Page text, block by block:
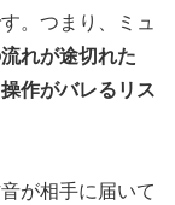
。つまり、ミュ
れが途切れた
作がバレるリス
が相手に届いて